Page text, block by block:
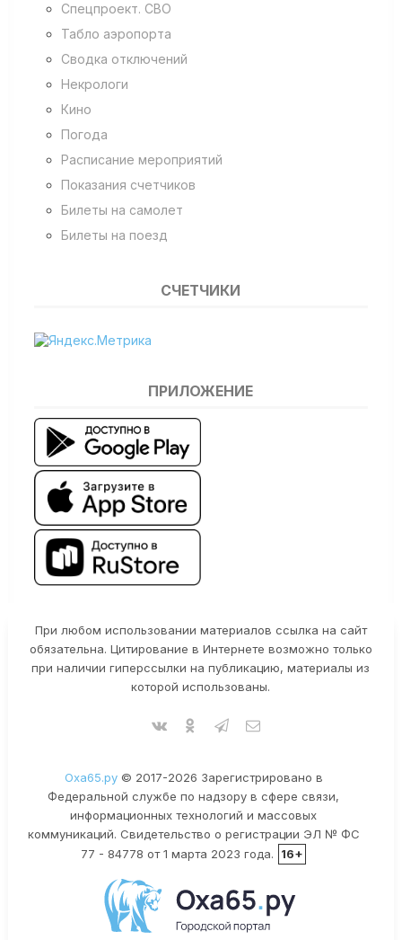
Спецпроект. СВО
Табло аэропорта
Сводка отключений
Некрологи
Кино
Погода
Расписание мероприятий
Показания счетчиков
Билеты на самолет
Билеты на поезд
СЧЕТЧИКИ
ПРИЛОЖЕНИЕ
При любом использовании материалов ссылка на сайт
обязательна. Цитирование в Интернете возможно только
при наличии гиперссылки на публикацию, материалы из
которой использованы.
Оха65.ру© 2017-2026 Зарегистрировано в
Федеральной службе по надзору в сфере связи,
информационных технологий и массовых
коммуникаций. Свидетельство о регистрации ЭЛ № ФС
77 - 84778 от 1 марта 2023 года.
16+